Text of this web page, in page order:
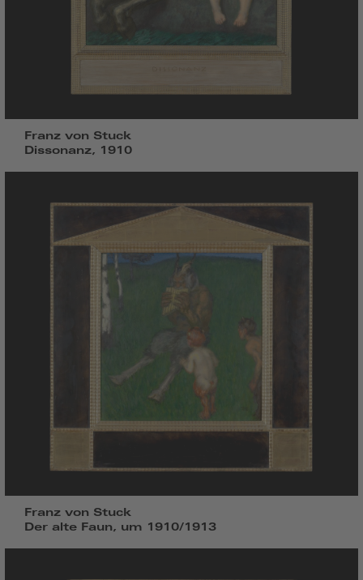
Franz von Stuck
Dissonanz, 1910
Franz von Stuck
Der alte Faun, um 1910/1913